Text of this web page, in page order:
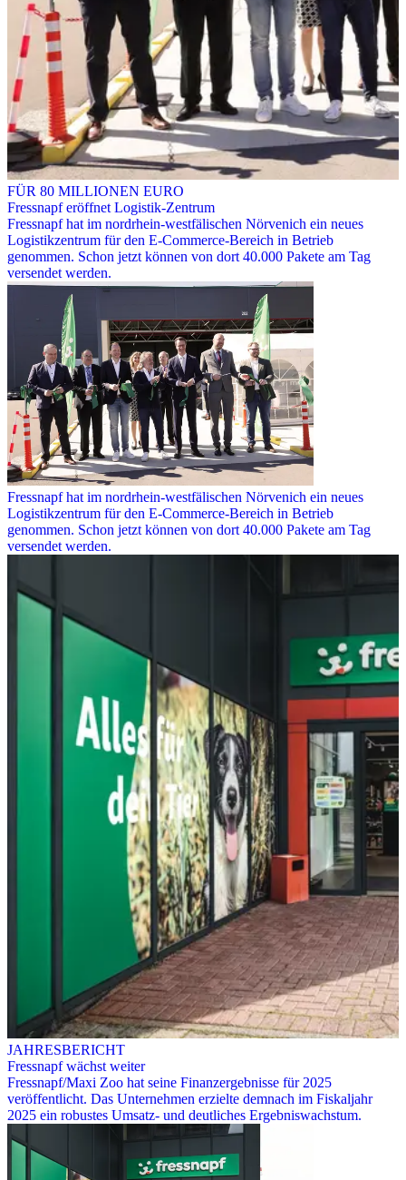
FÜR 80 MILLIONEN EURO
Fressnapf eröffnet Logistik-Zentrum
Fressnapf hat im nordrhein-westfälischen Nörvenich ein neues
Logistikzentrum für den E-Commerce-Bereich in Betrieb
genommen. Schon jetzt können von dort 40.000 Pakete am Tag
versendet werden.
Fressnapf hat im nordrhein-westfälischen Nörvenich ein neues
Logistikzentrum für den E-Commerce-Bereich in Betrieb
genommen. Schon jetzt können von dort 40.000 Pakete am Tag
versendet werden.
JAHRESBERICHT
Fressnapf wächst weiter
Fressnapf/Maxi Zoo hat seine Finanzergebnisse für 2025
veröffentlicht. Das Unternehmen erzielte demnach im Fiskaljahr
2025 ein robustes Umsatz- und deutliches Ergebniswachstum.